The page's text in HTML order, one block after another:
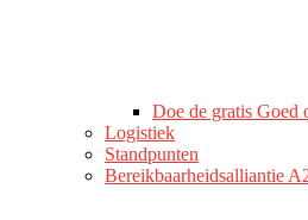
Doe de gratis Goed
Logistiek
Standpunten
Bereikbaarheidsalliantie